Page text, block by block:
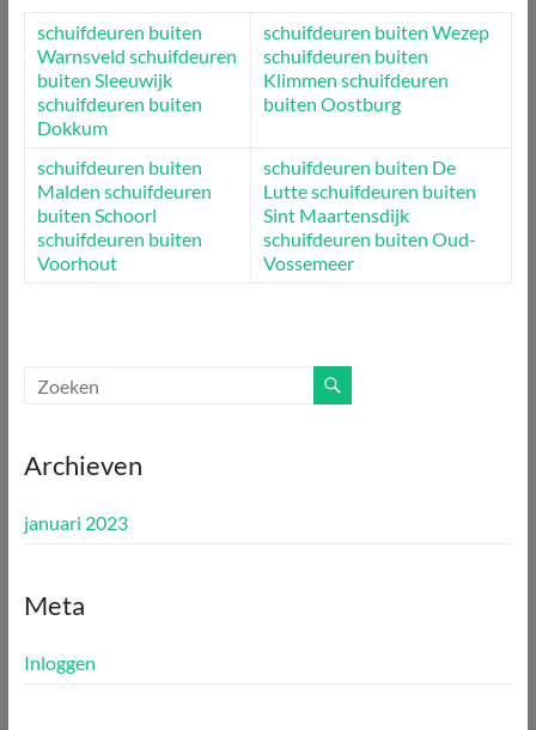
schuifdeuren buiten
Warnsveld schuifdeuren
buiten Sleeuwijk
schuifdeuren buiten
Dokkum
schuifdeuren buiten Wezep
schuifdeuren buiten
Klimmen schuifdeuren
buiten Oostburg
schuifdeuren buiten
Malden schuifdeuren
buiten Schoorl
schuifdeuren buiten
Voorhout
schuifdeuren buiten De
Lutteschuifdeuren buiten
Sint Maartensdijk
schuifdeuren buiten Oud-
Vossemeer
Archieven
januari 2023
Meta
Inloggen